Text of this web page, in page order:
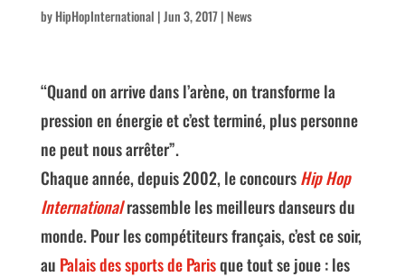
byHipHopInternational |Jun 3, 2017| News
“Quand on arrive dans l’arène, on transforme la
pression en énergie et c’est terminé, plus personne
ne peut nous arrêter”.
Chaque année, depuis 2002, le concoursHip Hop
Internationalrassemble les meilleurs danseurs du
monde. Pour les compétiteurs français, c’est ce soir,
au Palais des sports de Parisque tout se joue : les